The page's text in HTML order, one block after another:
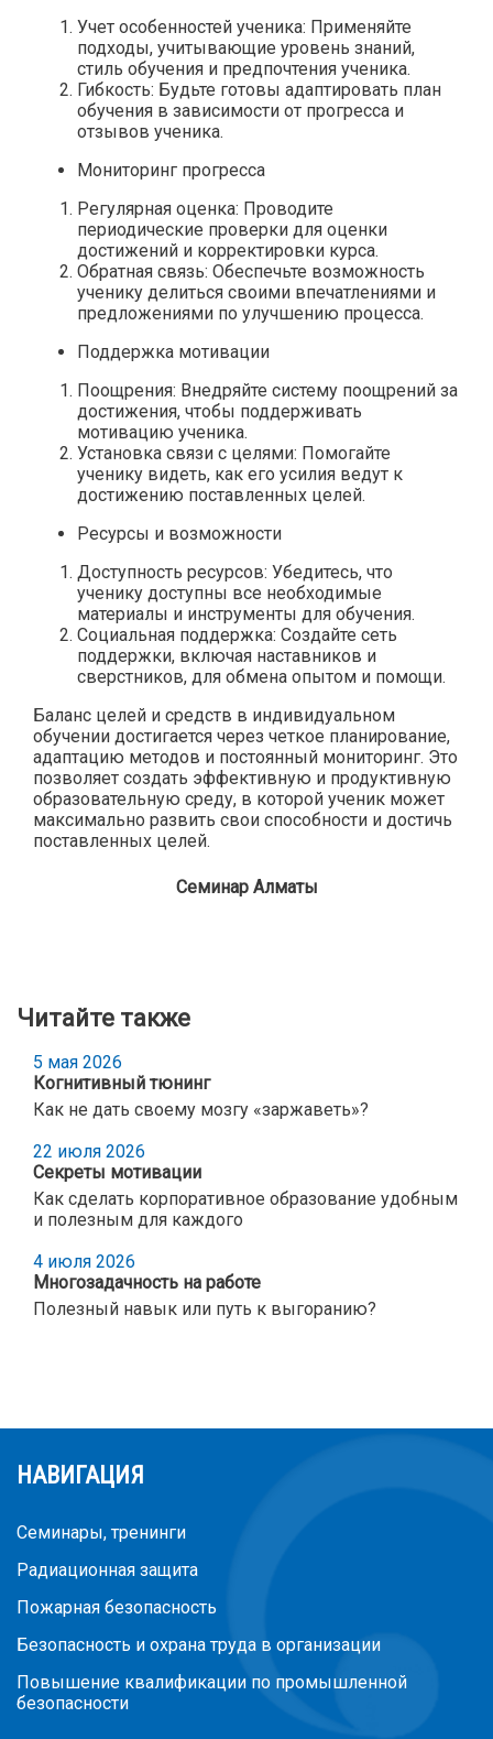
Учет особенностей ученика: Применяйте
подходы, учитывающие уровень знаний,
стиль обучения и предпочтения ученика.
Гибкость: Будьте готовы адаптировать план
обучения в зависимости от прогресса и
отзывов ученика.
Мониторинг прогресса
Регулярная оценка: Проводите
периодические проверки для оценки
достижений и корректировки курса.
Обратная связь: Обеспечьте возможность
ученику делиться своими впечатлениями и
предложениями по улучшению процесса.
Поддержка мотивации
Поощрения: Внедряйте систему поощрений за
достижения, чтобы поддерживать
мотивацию ученика.
Установка связи с целями: Помогайте
ученику видеть, как его усилия ведут к
достижению поставленных целей.
Ресурсы и возможности
Доступность ресурсов: Убедитесь, что
ученику доступны все необходимые
материалы и инструменты для обучения.
Социальная поддержка: Создайте сеть
поддержки, включая наставников и
сверстников, для обмена опытом и помощи.
Баланс целей и средств в индивидуальном
обучении достигается через четкое планирование,
адаптацию методов и постоянный мониторинг. Это
позволяет создать эффективную и продуктивную
образовательную среду, в которой ученик может
максимально развить свои способности и достичь
поставленных целей.
Семинар Алматы
Читайте также
5 мая 2026
Когнитивный тюнинг
Как не дать своему мозгу «заржаветь»?
22 июля 2026
Секреты мотивации
Как сделать корпоративное образование удобным
и полезным для каждого
4 июля 2026
Многозадачность на работе
Полезный навык или путь к выгоранию?
НАВИГАЦИЯ
Семинары, тренинги
Радиационная защита
Пожарная безопасность
Безопасность и охрана труда в организации
Повышение квалификации по промышленной
безопасности